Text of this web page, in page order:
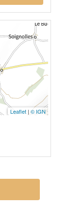
Leaflet | © IGN